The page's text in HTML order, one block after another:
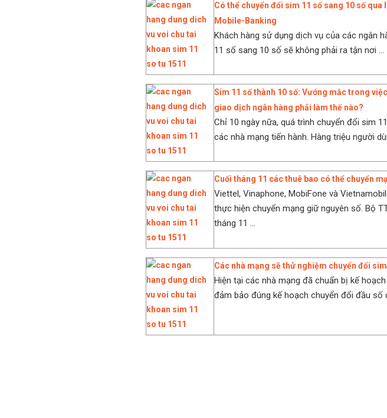
Có thể chuyển đổi sim 11 số sang 10 số
Mobile-Banking
Khách hàng sử dụng dịch vụ của các ngân
11 số sang 10 số sẽ không phải ra tận nơi ...
Sim 11 số thành 10 số: Vướng mắc trong
giao dịch ngân hàng phải làm thế nào?
Chỉ 10 ngày nữa, quá trình chuyển đổi sim
các nhà mạng tiến hành. Hàng triệu người
Cuối tháng 11 các thuê bao có thể chuyển
Viettel, Vinaphone, MobiFone và
thực hiện chuyển mạng giữ nguyên số. Bộ
tháng 11 ...
Các nhà mạng sẽ thử nghiệm chuyển đổi
Hiện tại các nhà mạng đã chuẩn bị kế
đảm bảo đúng kế hoạch chuyển đổi đầu số